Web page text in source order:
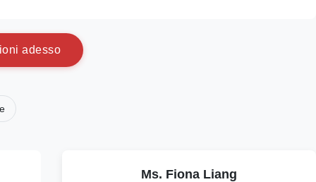
oni adesso
Ms. Fiona Liang